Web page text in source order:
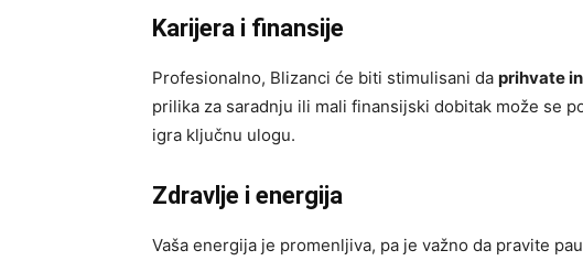
Karijera i finansije
Profesionalno, Blizanci će biti stimulisani da prihvate
prilika za saradnju ili mali finansijski dobitak može se
igra ključnu ulogu.
Zdravlje i energija
Vaša energija je promenljiva, pa je važno da pravite